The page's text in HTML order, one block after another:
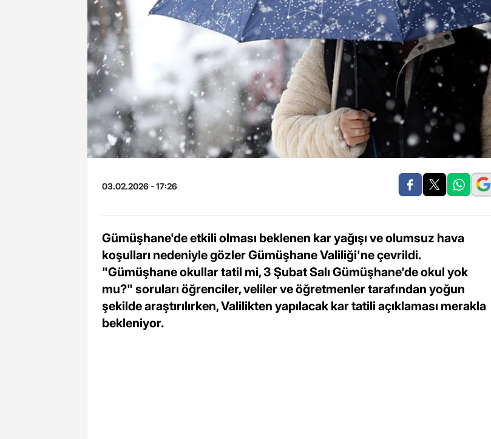
03.02.2026 - 17:26
Gümüşhane'de etkili olması beklenen kar yağışı ve olumsuz hava
koşulları nedeniyle gözler Gümüşhane Valiliği'ne çevrildi.
"Gümüşhane okullar tatil mi, 3 Şubat Salı Gümüşhane'de okul yok
mu?" soruları öğrenciler, veliler ve öğretmenler tarafından yoğun
şekilde araştırılırken, Valilikten yapılacak kar tatili açıklaması merakla
bekleniyor.